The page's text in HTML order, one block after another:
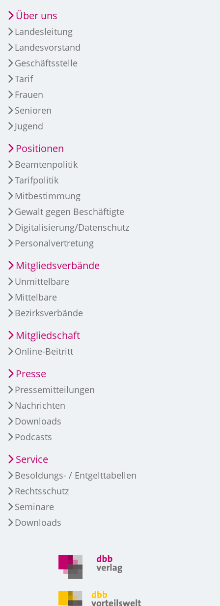
Über uns
Landesleitung
Landesvorstand
Geschäftsstelle
Tarif
Frauen
Senioren
Jugend
Positionen
Beamtenpolitik
Tarifpolitik
Mitbestimmung
Gewalt gegen Beschäftigte
Digitalisierung/Datenschutz
Personalvertretung
Mitgliedsverbände
Unmittelbare
Mittelbare
Bezirksverbände
Mitgliedschaft
Online-Beitritt
Presse
Pressemitteilungen
Nachrichten
Downloads
Podcasts
Service
Besoldungs- / Entgelttabellen
Rechtsschutz
Seminare
Downloads